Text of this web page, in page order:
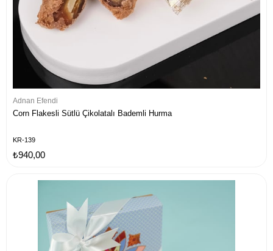
Adnan Efendi
Corn Flakesli Sütlü Çikolatalı Bademli Hurma
KR-139
₺940,00